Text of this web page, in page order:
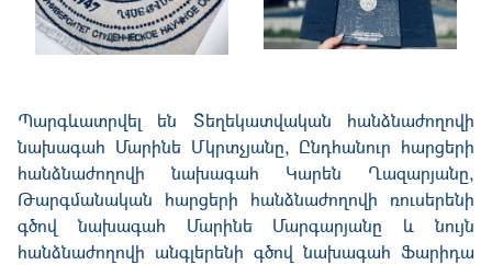
Պարգևատրվել են Տեղեկատվական հանձնաժողովի
նախագահ Մարինե Մկրտչյանը, Ընդհանուր հարցերի
հանձնաժողովի նախագահ Կարեն Ղազարյանը,
Թարգմանական հարցերի հանձնաժողովի ռուսերենի
գծով նախագահ Մարինե Մարգարյանը և նույն
հանձնաժողովի անգլերենի գծով նախագահ Ֆարիդա